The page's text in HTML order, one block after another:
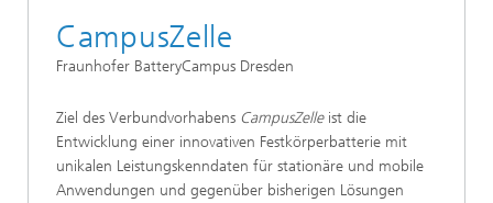
CampusZelle
Fraunhofer BatteryCampus Dresden
Ziel des Verbundvorhabens CampusZelleist die
Entwicklung einer innovativen Festkörperbatterie mit
unikalen Leistungskenndaten für stationäre und mobile
Anwendungen und gegenüber bisherigen Lösungen